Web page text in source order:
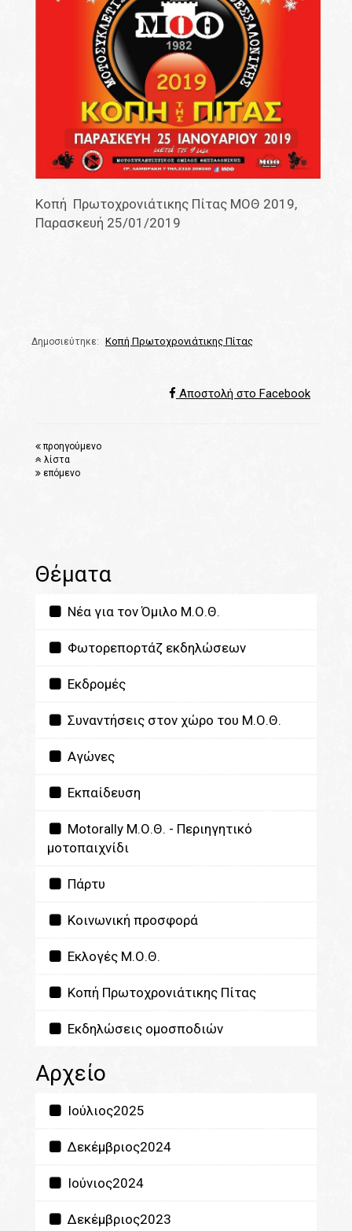
Κοπή Πρωτοχρονιάτικης Πίτας ΜΟΘ 2019,
Παρασκευή 25/01/2019
Δημοσιεύτηκε: Κοπή Πρωτοχρονιάτικης Πίτας
Αποστολή στο Facebook
προηγούμενο
λίστα
επόμενο
Θέματα
Νέα για τον Όμιλο Μ.Ο.Θ.
Φωτορεπορτάζ εκδηλώσεων
Εκδρομές
Συναντήσεις στον χώρο του Μ.Ο.Θ.
Αγώνες
Εκπαίδευση
Motorally Μ.Ο.Θ. - Περιηγητικό
μοτοπαιχνίδι
Πάρτυ
Κοινωνική προσφορά
Εκλογές Μ.Ο.Θ.
Κοπή Πρωτοχρονιάτικης Πίτας
Εκδηλώσεις ομοσποδιών
Αρχείο
Ιούλιος2025
Δεκέμβριος2024
Ιούνιος2024
Δεκέμβριος2023